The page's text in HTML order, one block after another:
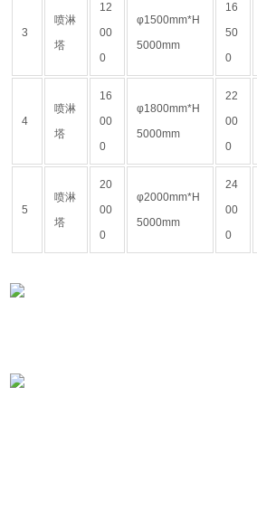
3
喷淋
塔
12
00
0
φ1500mm*H
5000mm
16
50
0
4
喷淋
塔
16
00
0
φ1800mm*H
5000mm
22
00
0
5
喷淋
塔
20
00
0
φ2000mm*H
5000mm
24
00
0